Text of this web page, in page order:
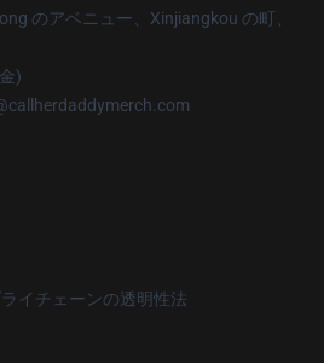
のアベニュー、Xinjiangkou の町、
)
イチェーンの透明性法